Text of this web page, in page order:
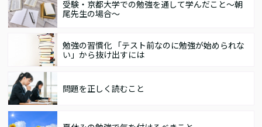
受験・京都大学での勉強を通して学んだこと～朝
尾先生の場合～
勉強の習慣化 「テスト前なのに勉強が始められな
い」から抜け出すには
問題を正しく読むこと